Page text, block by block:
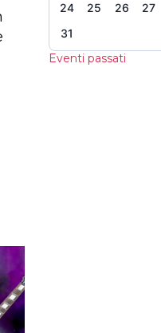
24
25 26 27
31
Eventi passati